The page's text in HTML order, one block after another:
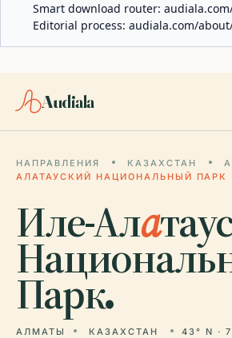
Smart download router:
Editorial process: audiala.com/
Audiala
НАПРАВЛЕНИЯ КАЗАХСТАН
АЛАТАУСКИЙ НАЦИОНАЛЬНЫЙ ПАРК
Иле-Ала
Парк.
АЛМАТЫ КАЗАХСТАН 43° N ·